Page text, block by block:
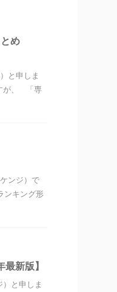
め
と申しま
が、 「専
ンジ）で
ンキング形
新版】
と申しま